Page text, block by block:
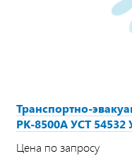
Транспортно-
PK-8500А УСТ 54532
Цена по запросу